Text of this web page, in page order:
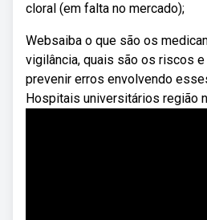
cloral (em falta no mercado);
Websaiba o que são os
vigilância, quais são os riscos
prevenir erros envolvendo
Hospitais universitários região